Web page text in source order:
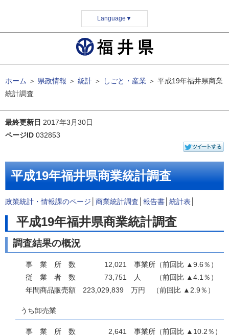
Language ▼
ホーム ＞ 県政情報 ＞ 統計 ＞ しごと・産業 ＞ 平成19年福井県商業
統計調査
最終更新日 2017年3月30日
ページID 032853
平成19年福井県商業統計調査
政策統計・情報課のページ 商業統計調査 報告書 統計表
平成19年福井県商業統計調査
調査結果の概況
事 業 所 数 12,021 事業所（前回比 ▲9.6％）
従 業 者 数 73,751 人 （前回比 ▲4.1％）
年間商品販売額 223,029,839 万円 （前回比 ▲2.9％）
うち卸売業
事 業 所 数 2,641 事業所（前回比 ▲10.2％）